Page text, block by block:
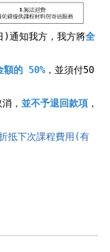
)通知我方，我方將全
額的 50% ，並須付50
， 並不予退回款項 ，
抵下次課程費用(有